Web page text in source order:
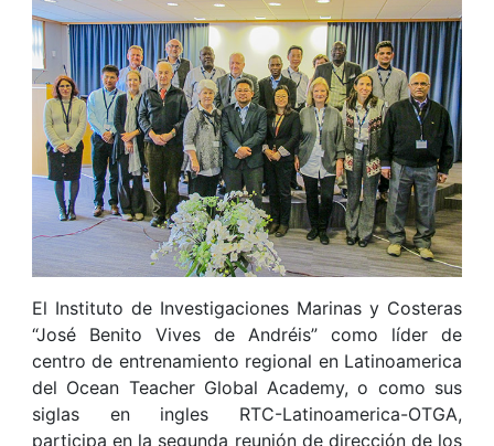
El Instituto de Investigaciones Marinas y Costeras
“José Benito Vives de Andréis” como líder de
centro de entrenamiento regional en Latinoamerica
del Ocean Teacher Global Academy, o como sus
siglas en ingles RTC-Latinoamerica-OTGA,
participa en la segunda reunión de dirección de los